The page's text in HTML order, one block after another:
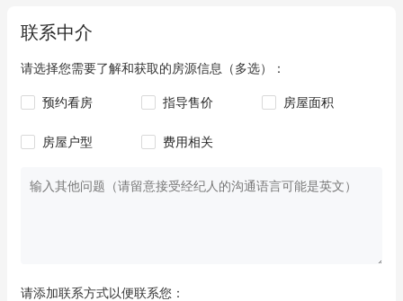
联系中介
请选择您需要了解和获取的房源信息（多选）：
预约看房 指导售价 房屋面积
房屋户型 费用相关
请添加联系方式以便联系您：